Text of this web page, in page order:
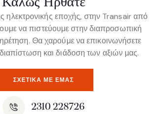
Καλώς Ήρθατε
ηλεκτρονικής εποχής, στην Transair από
να πιστεύουμε στην διαπροσωπική
Θα χαρούμε να επικοινωνήσετε
και διάδοση των αξιών μας.
ΣΧΕΤΙΚΆ ΜΕ ΕΜΆΣ
2310 228726